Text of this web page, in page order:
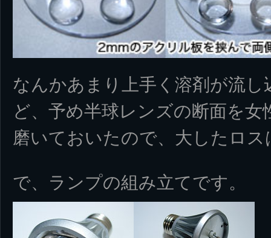
なんかあまり上手く溶剤が流
ど、予め半球レンズの断面を
磨いておいたので、大したロ
で、ランプの組み立てです。